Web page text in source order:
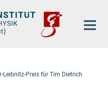
Leibnitz-Preis für Tim Dietrich